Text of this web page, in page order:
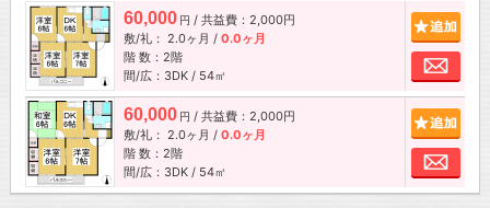
60,000 円 / 共益費：2,000円
敷/礼： 2.0ヶ月 / 0.0ヶ月
階 数：2階
間/広：3DK / 54㎡
お
60,000 円 / 共益費：2,000円
敷/礼： 2.0ヶ月 / 0.0ヶ月
階 数：2階
間/広：3DK / 54㎡
お